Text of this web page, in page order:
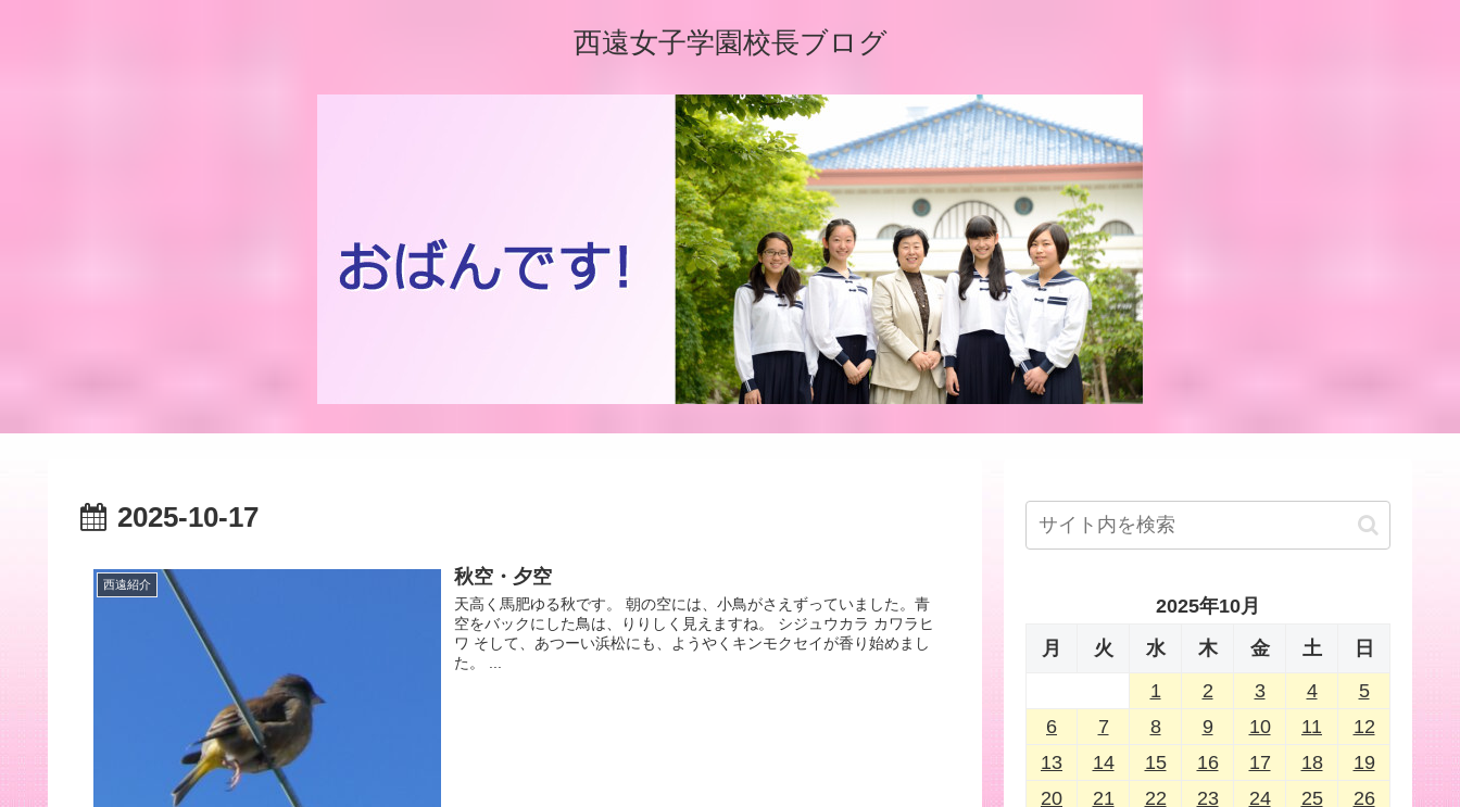
西遠女子学園校長ブログ
2025-10-17
西遠紹介 秋空・夕空
天高く馬肥ゆる秋です。 朝の空には、小鳥がさえずっていました。青
空をバックにした鳥は、りりしく見えますね。 シジュウカラ カワラヒ
ワ そして、あつーい浜松にも、ようやくキンモクセイが香り始めまし
た。 ...
2025年10月
月
火 水 木 金 土
日
1
2 3 4
5
6
7 8 9 10 11
12
13
14 15 16 17 18
19
20
21 22 23 24 25
26